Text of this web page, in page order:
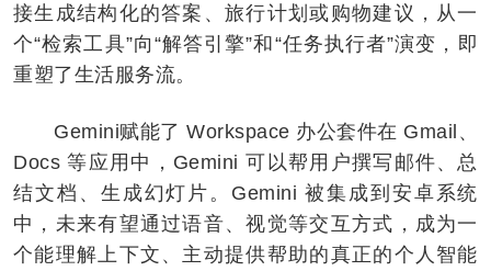
接生成结构化的答案、旅行计划或购物建议，从一
个“检索工具”向“解答引擎”和“任务执行者”演变，即
重塑了生活服务流。
Gemini赋能了 Workspace 办公套件在 Gmail、
Docs 等应用中，Gemini 可以帮用户撰写邮件、总
结文档、生成幻灯片。Gemini 被集成到安卓系统
中，未来有望通过语音、视觉等交互方式，成为一
个能理解上下文、主动提供帮助的真正的个人智能